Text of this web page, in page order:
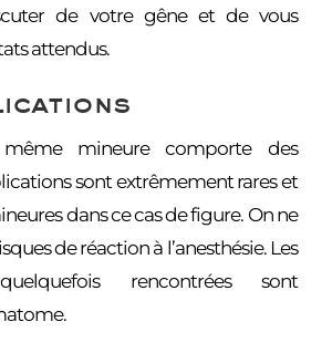
de votre gêne et de vous
attendus.
mineure comporte des
sont extrêmement rares et
dans ce cas de figure. On ne
de réaction à l’anesthésie. Les
rencontrées sont